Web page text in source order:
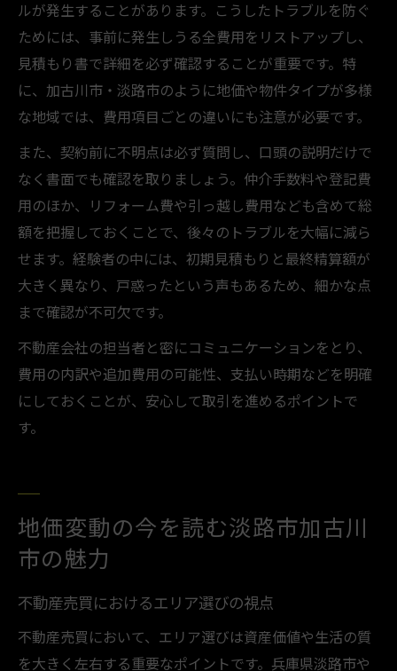
ルが発生することがあります。こうしたトラブルを防ぐ
ためには、事前に発生しうる全費用をリストアップし、
見積もり書で詳細を必ず確認することが重要です。特
に、加古川市・淡路市のように地価や物件タイプが多様
な地域では、費用項目ごとの違いにも注意が必要です。
また、契約前に不明点は必ず質問し、口頭の説明だけで
なく書面でも確認を取りましょう。仲介手数料や登記費
用のほか、リフォーム費や引っ越し費用なども含めて総
額を把握しておくことで、後々のトラブルを大幅に減ら
せます。経験者の中には、初期見積もりと最終精算額が
大きく異なり、戸惑ったという声もあるため、細かな点
まで確認が不可欠です。
不動産会社の担当者と密にコミュニケーションをとり、
費用の内訳や追加費用の可能性、支払い時期などを明確
にしておくことが、安心して取引を進めるポイントで
す。
地価変動の今を読む淡路市加古川
市の魅力
不動産売買におけるエリア選びの視点
不動産売買において、エリア選びは資産価値や生活の質
を大きく左右する重要なポイントです。兵庫県淡路市や